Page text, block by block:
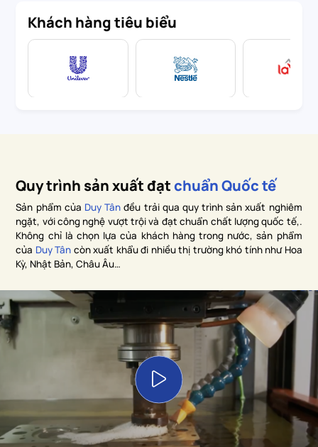
Khách hàng tiêu biểu
Quy trình sản xuất đạtchuẩn Quốc tế
Sản phẩm của Duy Tân đều trải qua quy trình sản xuất nghiêm
ngặt, với công nghệ vượt trội và đạt chuẩn chất lượng quốc tế,.
Không chỉ là chọn lựa của khách hàng trong nước, sản phẩm
của Duy Tân còn xuất khẩu đi nhiều thị trường khó tính như Hoa
Kỳ, Nhật Bản, Châu Âu…